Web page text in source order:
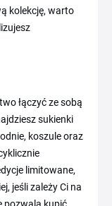
kolekcję, warto
łączyć ze sobą
sukienki
koszule oraz
limitowane,
jeśli zależy Ci na